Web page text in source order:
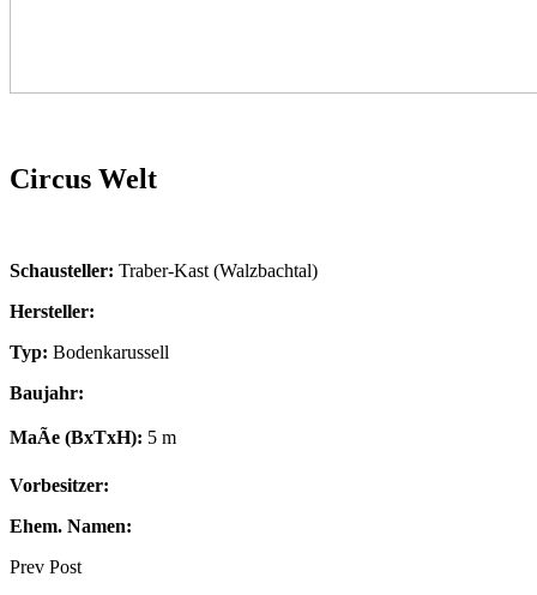
Circus Welt
Schausteller: Traber-Kast (Walzbachtal)
Hersteller:
Typ: Bodenkarussell
Baujahr:
MaÃe (BxTxH): 5 m
Vorbesitzer:
Ehem. Namen:
Prev Post